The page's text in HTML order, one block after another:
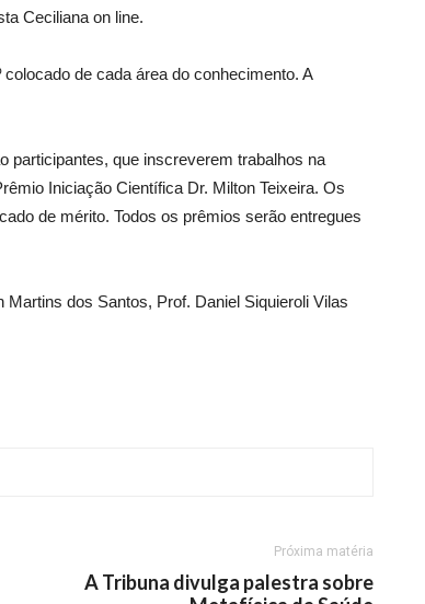
Ceciliana on line.
de cada área do conhecimento. A
participantes, que inscreverem trabalhos na
Iniciação Científica Dr. Milton Teixeira. Os
de mérito. Todos os prêmios serão entregues
dos Santos, Prof. Daniel Siquieroli Vilas
Próxima matéria
A Tribuna divulga palestra sobre